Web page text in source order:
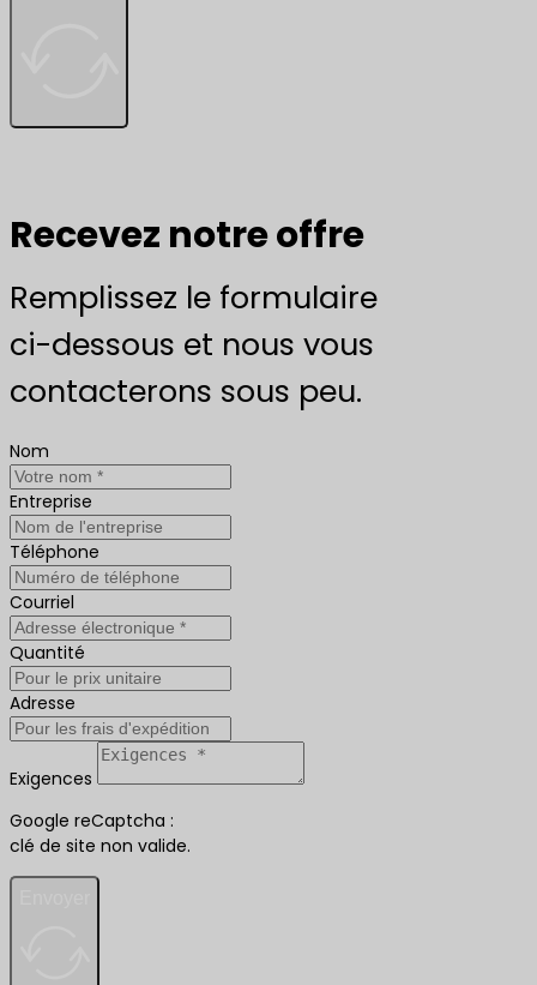
Recevez notre offre
Remplissez le formulaire
ci-dessous et nous vous
contacterons sous peu.
Nom
Entreprise
Téléphone
Courriel
Quantité
Adresse
Exigences
Google reCaptcha :
clé de site non valide.